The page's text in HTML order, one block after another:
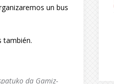
un bus
también.
da Gamiz-